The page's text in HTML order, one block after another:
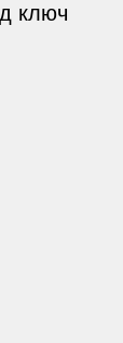
ключ